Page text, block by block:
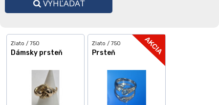
VYHĽADAŤ
Zlato / 750
Dámsky prsteň
Zlato / 750
Prsteň